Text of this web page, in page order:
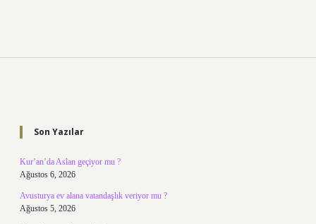
Son Yazılar
Kur’an’da Aslan geçiyor mu ?
Ağustos 6, 2026
Avusturya ev alana vatandaşlık veriyor mu ?
Ağustos 5, 2026